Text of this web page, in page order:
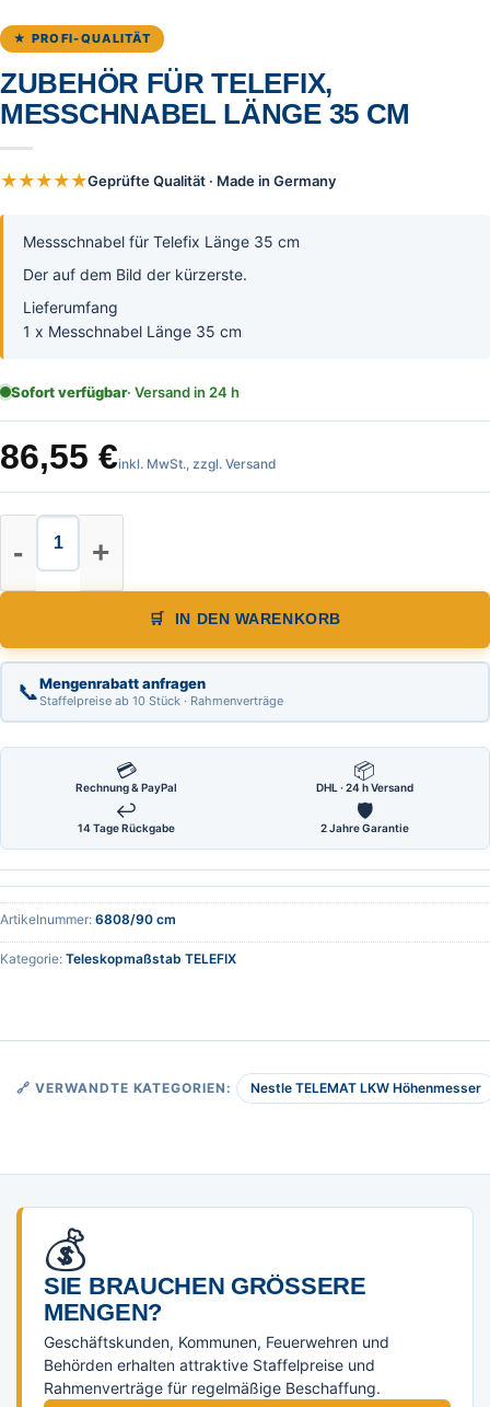
★ PROFI-QUALITÄT
ZUBEHÖR FÜR TELEFIX,
MESSCHNABEL LÄNGE 35 CM
★★★★★Geprüfte Qualität · Made in Germany
Messschnabel für Telefix Länge 35 cm
Der auf dem Bild der kürzerste.
Lieferumfang
1 x Messchnabel Länge 35 cm
Sofort verfügbar· Versand in 24 h
86,55 €inkl. MwSt., zzgl. Versand
Zubehör für Telefix, Messchnabel
IN DEN WARENKORB
📞Mengenrabatt anfragen
Staffelpreise ab 10 Stück · Rahmenverträge
💳
Rechnung & PayPal
📦
DHL · 24 h Versand
↩
14 Tage Rückgabe
🛡
2 Jahre Garantie
Artikelnummer: 6808/90 cm
Kategorie: Teleskopmaßstab TELEFIX
🔗 VERWANDTE KATEGORIEN: Nestle TELEMAT LKW Höhenmesser
💰
SIE BRAUCHEN GRÖSSERE M
ENGEN?
Geschäftskunden, Kommunen, Feuerwehren und
Behörden erhalten attraktive Staffelpreise und
Rahmenverträge für regelmäßige Beschaffung.